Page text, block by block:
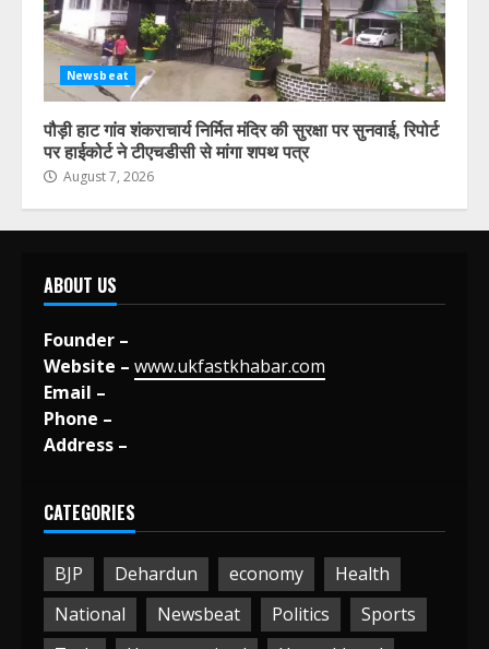
Newsbeat
पौड़ी हाट गांव शंकराचार्य निर्मित मंदिर की सुरक्षा पर सुनवाई, रिपोर्ट
पर हाईकोर्ट ने टीएचडीसी से मांगा शपथ पत्र
August 7, 2026
ABOUT US
Founder –
Website – www.ukfastkhabar.com
Email –
Phone –
Address –
CATEGORIES
BJP Dehardun economy
Health
National
Newsbeat Politics
Sports